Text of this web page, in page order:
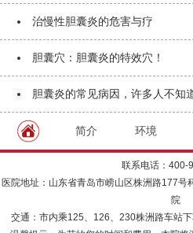
治慢性胆囊炎的危害与疗
胆囊穴：胆囊炎的特效穴！
胆囊炎的常见病因，许多人不知
简介 环境
联系电话：400-
医院地址：山东省青岛市崂山区株洲路177号
院
交通：市内乘125、126、230株洲路车站